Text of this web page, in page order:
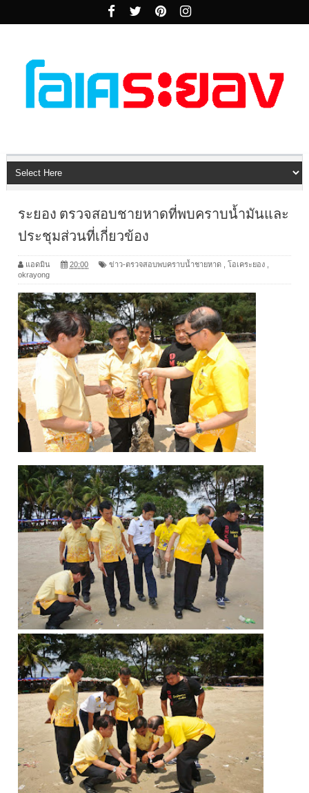
ระยอง ตรวจสอบชายหาดที่พบคราบน้ำมันและ
ประชุมส่วนที่เกี่ยวข้อง
แอดมิน 20:00 ข่าว-ตรวจสอบพบคราบน้ำชายหาด โอเคระยอง
okrayong